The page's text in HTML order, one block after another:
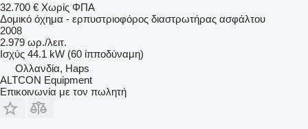
32.700 € Χωρίς ΦΠΑ
Δομικό όχημα - ερπυστριοφόρος διαστρωτήρας ασφάλτου
2008
2.979 ωρ./λειτ.
Ισχύς 44.1 kW (60 ίπποδύναμη)
Ολλανδία, Haps
ALTCON Equipment
Επικοινωνία με τον πωλητή